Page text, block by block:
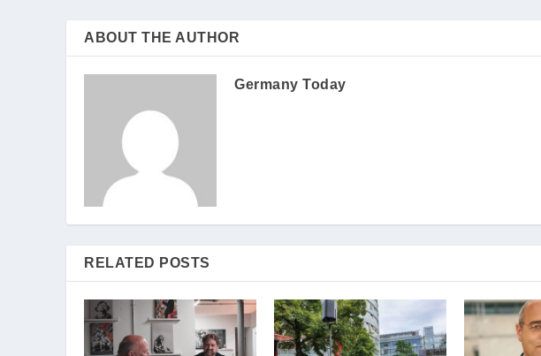
ABOUT THE AUTHOR
Germany Today
RELATED POSTS